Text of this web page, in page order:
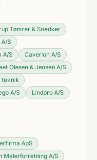
Tømrer & Snedker
S
A/S
Caverion A/S
Olesen & Jensen A/S
teknik
A/S
Lindpro A/S
ApS
Malerforretning A/S